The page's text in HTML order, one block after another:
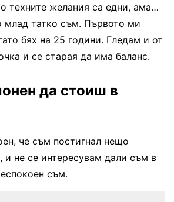
техните желания са едни, ама…
млад татко съм. Първото ми
бях на 25 години. Гледам и от
и се старая да има баланс.
да стоиш в
че съм постигнал нещо
и не се интересувам дали съм в
съм.